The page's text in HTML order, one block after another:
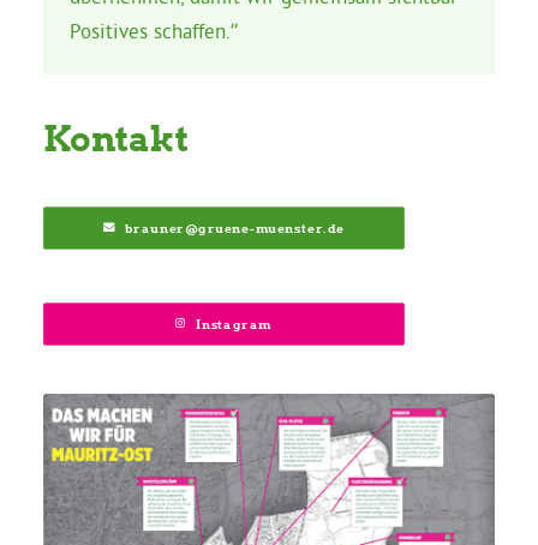
Positives schaffen.”
Kontakt
brauner@gruene-muenster.de
Instagram